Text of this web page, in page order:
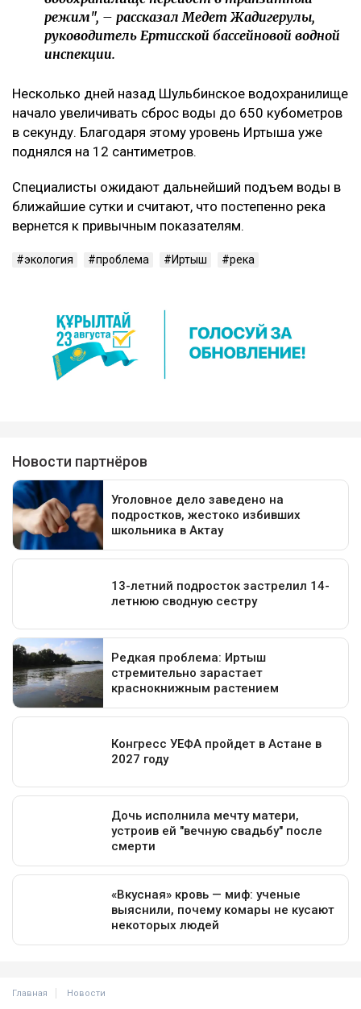
режим", – рассказал Медет Жадигерулы,
руководитель Ертисской бассейновой водной
инспекции.
Несколько дней назад Шульбинское водохранилище
начало увеличивать сброс воды до 650 кубометров
в секунду. Благодаря этому уровень Иртыша уже
поднялся на 12 сантиметров.
Специалисты ожидают дальнейший подъем воды в
ближайшие сутки и считают, что постепенно река
вернется к привычным показателям.
экология проблема Иртыш река
Главная Новости